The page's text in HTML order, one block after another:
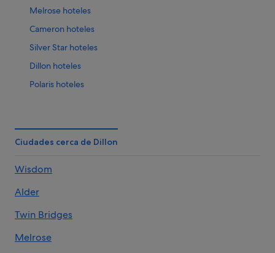
Melrose hoteles
Cameron hoteles
Silver Star hoteles
Dillon hoteles
Polaris hoteles
Monida hoteles
Whitehall hoteles
Wise River hoteles
Grant hoteles
Butte hoteles
Ciudades cerca de Dillon
Wisdom
Alder
Twin Bridges
Melrose